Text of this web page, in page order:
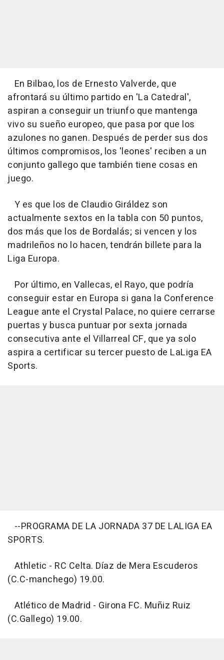
En Bilbao, los de Ernesto Valverde, que
afrontará su último partido en 'La Catedral',
aspiran a conseguir un triunfo que mantenga
vivo su sueño europeo, que pasa por que los
azulones no ganen. Después de perder sus dos
últimos compromisos, los 'leones' reciben a un
conjunto gallego que también tiene cosas en
juego.
Y es que los de Claudio Giráldez son
actualmente sextos en la tabla con 50 puntos,
dos más que los de Bordalás; si vencen y los
madrileños no lo hacen, tendrán billete para la
Liga Europa.
Por último, en Vallecas, el Rayo, que podría
conseguir estar en Europa si gana la Conference
League ante el Crystal Palace, no quiere cerrarse
puertas y busca puntuar por sexta jornada
consecutiva ante el Villarreal CF, que ya solo
aspira a certificar su tercer puesto de LaLiga EA
Sports.
--PROGRAMA DE LA JORNADA 37 DE LALIGA EA
SPORTS.
Athletic - RC Celta. Díaz de Mera Escuderos
(C.C-manchego) 19.00.
Atlético de Madrid - Girona FC. Muñiz Ruiz
(C.Gallego) 19.00.